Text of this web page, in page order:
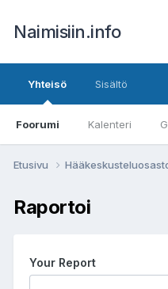
Naimisiin.info
Yhteisö
Foorumi Kalenteri
Sisältö
Etusivu
Raportoi
Your Report